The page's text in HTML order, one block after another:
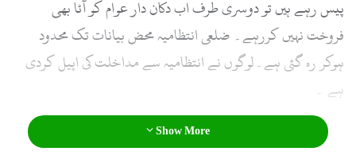
پیس رہے ہیں تو دوسری طرف اب دکان دار عوام کو آٹا بھی
فروخت نہیں کررہے۔ ضلعی انتظامیہ محض بیانات تک محدود
ہوکر رہ گئی ہے۔لوگوں نے انتظامیہ سے مداخلت کی اپیل کردی
ہے ۔
Show More